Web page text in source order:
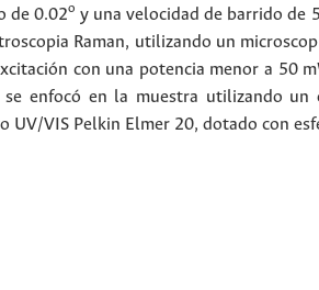
de 0.02o y una velocidad de barrido de
Raman, utilizando un
con una potencia menor a 50
enfocó en la muestra utilizando un
UV/VIS Pelkin Elmer 20, dotado con